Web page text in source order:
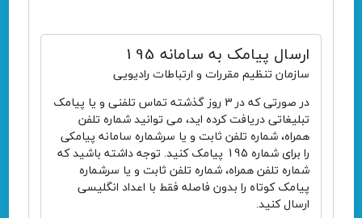
ارسال پیامک به سامانه 195
سازمان تنظیم مقررات و ارتباطات رادیویی
در صورتی که در 3 روز گذشته تماس تلفنی و یا پیامک
تبلیغاتی دریافت کرده اید، می توانید شماره تلفن
همراه، شماره تلفن ثابت و یا سرشماره سامانه پیامکی
را برای شماره 195 پیامک کنید. توجه داشته باشید که
شماره تلفن همراه، شماره تلفن ثابت و یا سرشماره
پیامک کوتاه را بدون فاصله فقط با اعداد انگلیسی
ارسال کنید.